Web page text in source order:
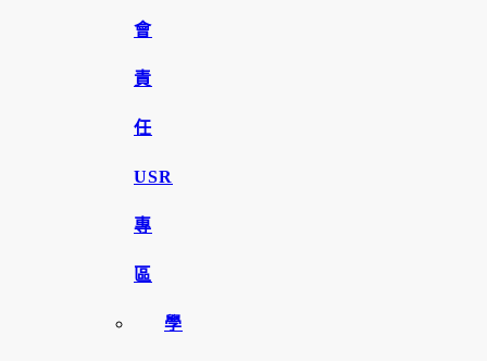
會
責
任
USR
專
區
學